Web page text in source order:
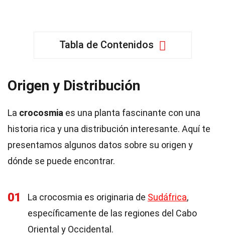
Tabla de Contenidos
Origen y Distribución
La crocosmia es una planta fascinante con una
historia rica y una distribución interesante. Aquí te
presentamos algunos datos sobre su origen y
dónde se puede encontrar.
01 La crocosmia es originaria de Sudáfrica,
específicamente de las regiones del Cabo
Oriental y Occidental.